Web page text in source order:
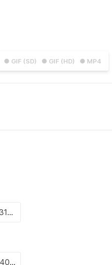
● GIF (SD) ● GIF (HD) ● MP4